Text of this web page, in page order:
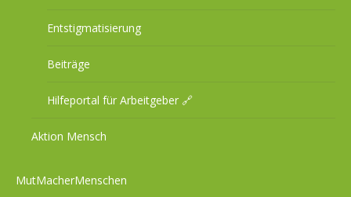
Entstigmatisierung
Beiträge
Hilfeportal für Arbeitgeber 🔗
Aktion Mensch
MutMacherMenschen